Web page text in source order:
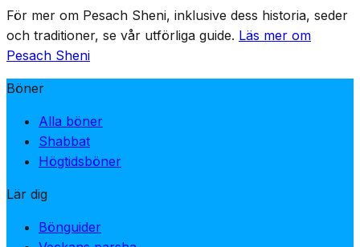
För mer om Pesach Sheni, inklusive dess historia, seder
och traditioner, se vår utförliga guide. Läs mer om
Pesach Sheni
Böner
Alla böner
Shabbat
Högtidsböner
Lär dig
Bönguider